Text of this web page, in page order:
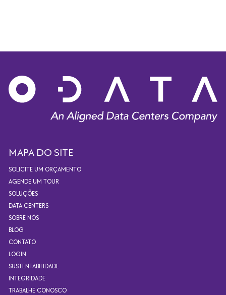
MAPA DO SITE
SOLICITE UM ORÇAMENTO
AGENDE UM TOUR
SOLUÇÕES
DATA CENTERS
SOBRE NÓS
BLOG
CONTATO
LOGIN
SUSTENTABILIDADE
INTEGRIDADE
TRABALHE CONOSCO